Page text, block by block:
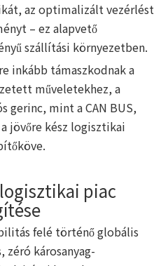
az optimalizált vezérlést
– ez alapvető
szállítási környezetben.
inkább támaszkodnak a
műveletekhez, a
gerinc, mint a CAN BUS,
jövőre kész logisztikai
piac
felé történő globális
károsanyag-